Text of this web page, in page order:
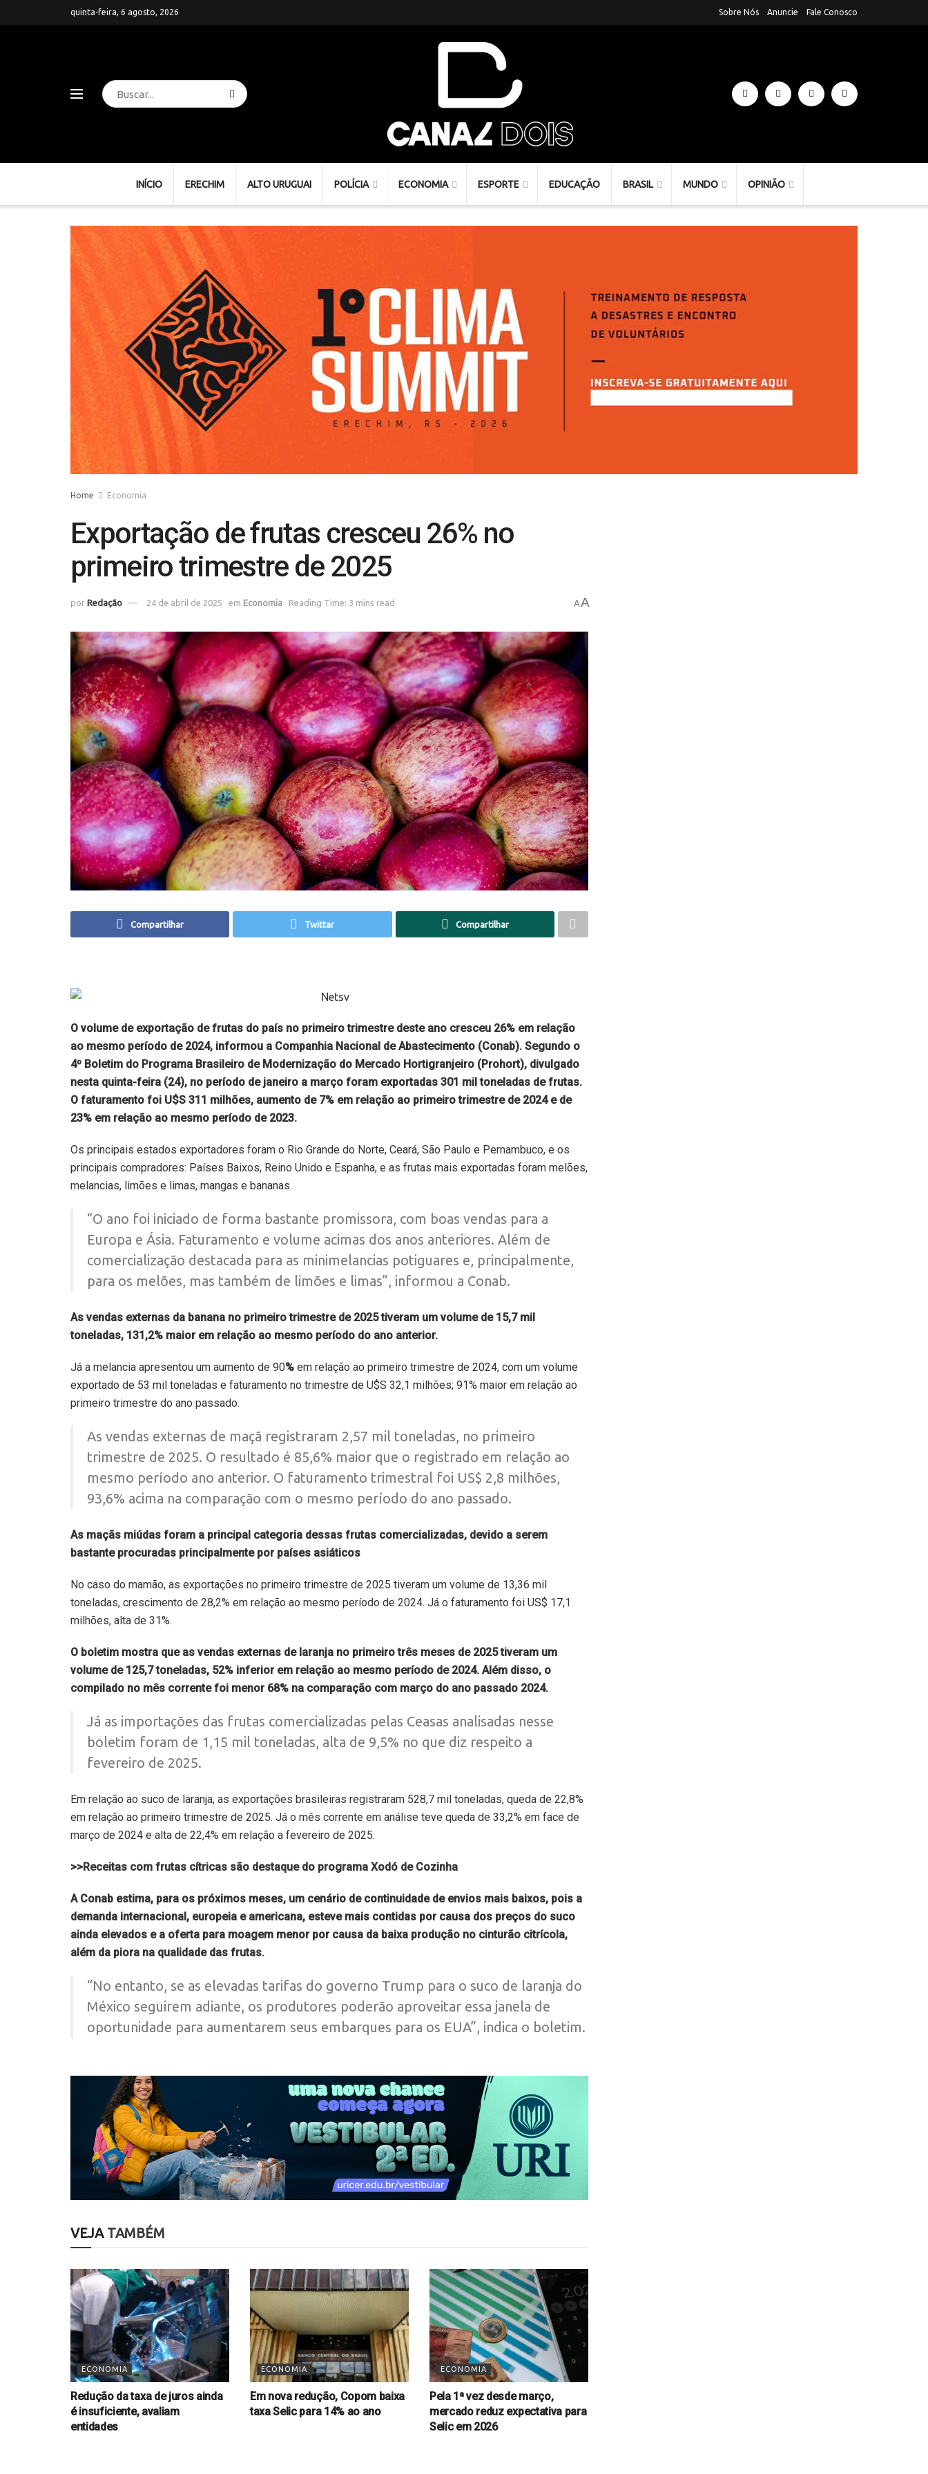
quinta-feira, 6 agosto, 2026 Sobre Nós Anuncie Fale Conosco
INÍCIO ERECHIM ALTO URUGUAI POLÍCIA ECONOMIA ESPORTE EDUCAÇÃO BRASIL MUNDO OPINIÃO
Home Economia
Exportação de frutas cresceu 26% no
primeiro trimestre de 2025
por Redação 24 de abril de 2025 em Economia Reading Time: 3 mins read AA
Compartilhar Twittar Compartilhar
O volume de exportação de frutas do país no primeiro trimestre deste ano cresceu 26% em relação
ao mesmo período de 2024, informou a Companhia Nacional de Abastecimento (Conab). Segundo o
4º Boletim do Programa Brasileiro de Modernização do Mercado Hortigranjeiro (Prohort), divulgado
nesta quinta-feira (24), no período de janeiro a março foram exportadas 301 mil toneladas de frutas.
O faturamento foi U$S 311 milhões, aumento de 7% em relação ao primeiro trimestre de 2024 e de
23% em relação ao mesmo período de 2023.
Os principais estados exportadores foram o Rio Grande do Norte, Ceará, São Paulo e Pernambuco, e os
principais compradores: Países Baixos, Reino Unido e Espanha, e as frutas mais exportadas foram melões,
melancias, limões e limas, mangas e bananas.
“O ano foi iniciado de forma bastante promissora, com boas vendas para a
Europa e Ásia. Faturamento e volume acimas dos anos anteriores. Além de
comercialização destacada para as minimelancias potiguares e, principalmente,
para os melões, mas também de limões e limas”, informou a Conab.
As vendas externas da banana no primeiro trimestre de 2025 tiveram um volume de 15,7 mil
toneladas, 131,2% maior em relação ao mesmo período do ano anterior.
Já a melancia apresentou um aumento de 90% em relação ao primeiro trimestre de 2024, com um volume
exportado de 53 mil toneladas e faturamento no trimestre de U$S 32,1 milhões; 91% maior em relação ao
primeiro trimestre do ano passado.
As vendas externas de maçã registraram 2,57 mil toneladas, no primeiro
trimestre de 2025. O resultado é 85,6% maior que o registrado em relação ao
mesmo período ano anterior. O faturamento trimestral foi US$ 2,8 milhões,
93,6% acima na comparação com o mesmo período do ano passado.
As maçãs miúdas foram a principal categoria dessas frutas comercializadas, devido a serem
bastante procuradas principalmente por países asiáticos
No caso do mamão, as exportações no primeiro trimestre de 2025 tiveram um volume de 13,36 mil
toneladas, crescimento de 28,2% em relação ao mesmo período de 2024. Já o faturamento foi US$ 17,1
milhões, alta de 31%.
O boletim mostra que as vendas externas de laranja no primeiro três meses de 2025 tiveram um
volume de 125,7 toneladas, 52% inferior em relação ao mesmo período de 2024. Além disso, o
compilado no mês corrente foi menor 68% na comparação com março do ano passado 2024.
Já as importações das frutas comercializadas pelas Ceasas analisadas nesse
boletim foram de 1,15 mil toneladas, alta de 9,5% no que diz respeito a
fevereiro de 2025.
Em relação ao suco de laranja, as exportações brasileiras registraram 528,7 mil toneladas, queda de 22,8%
em relação ao primeiro trimestre de 2025. Já o mês corrente em análise teve queda de 33,2% em face de
março de 2024 e alta de 22,4% em relação a fevereiro de 2025.
>>Receitas com frutas cítricas são destaque do programa Xodó de Cozinha
A Conab estima, para os próximos meses, um cenário de continuidade de envios mais baixos, pois a
demanda internacional, europeia e americana, esteve mais contidas por causa dos preços do suco
ainda elevados e a oferta para moagem menor por causa da baixa produção no cinturão citrícola,
além da piora na qualidade das frutas.
“No entanto, se as elevadas tarifas do governo Trump para o suco de laranja do
México seguirem adiante, os produtores poderão aproveitar essa janela de
oportunidade para aumentarem seus embarques para os EUA”, indica o boletim.
VEJATAMBÉM
ECONOMIA
Redução da taxa de juros ainda
é insuficiente, avaliam
entidades
ECONOMIA
Em nova redução, Copom baixa
taxa Selic para 14% ao ano
ECONOMIA
Pela 1ª vez desde março,
mercado reduz expectativa para
Selic em 2026